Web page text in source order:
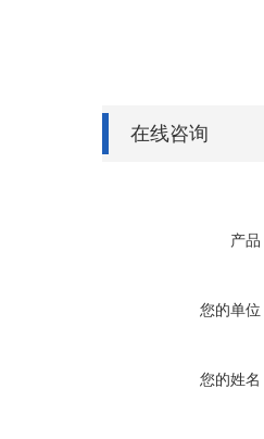
在线咨询
产品
您的单位
您的姓名